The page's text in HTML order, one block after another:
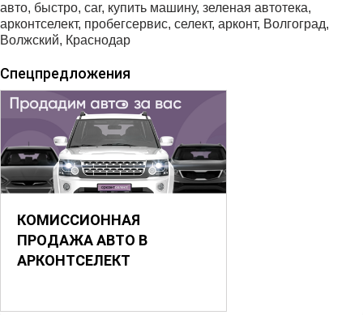
авто, быстро, саr, купить машину, зеленая автотека,
арконтселект, пробегсервис, селект, арконт, Волгоград,
Волжский, Краснодар
Спецпредложения
КОМИССИОННАЯ
ПРОДАЖА АВТО В
АРКОНТСЕЛЕКТ